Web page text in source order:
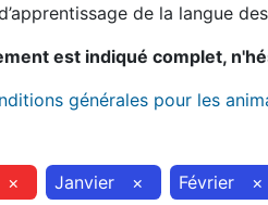
de la langue
est indiqué complet,
générales pour les
× Janvier × Février ×